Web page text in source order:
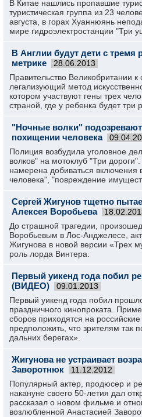
В Китае нашлись пропавшие
туристическая группа из 23
августа, в горах Хуаннюянь
мире гидроэлектростанции "Три
В Англии будут дети с тремя
метрике
28.06.2013
Правительство Великобритании к
легализующий метод
котором участвуют гены трех
страной, где у ребенка будет три
"Ночные волки"
похищении человека
Полиция возбудила уголовное
волков" на мотоклуб "Три
намерена добиваться включения
человека", "повреждение
Сергей Жигунов тщетно
Алексея Воробьева
До страшной трагедии,
Воробьевым в Лос-Анджелесе,
Жигунова в новой версии «Трех
роль лорда Винтера.
Первый уикенд года побил
(ВИДЕО)
09.01.2013
Первый уикенд года побил
праздничного кинопроката.
сборов приходятся на
предположить, что зрителям так
дальних берегах».
Жигунова не устраивает
Заворотнюк
11.12.2012
Популярный актер, продюсер и
накануне своего 50-летия дал
рассказал о новом фильме и
возлюбленной Анастасией